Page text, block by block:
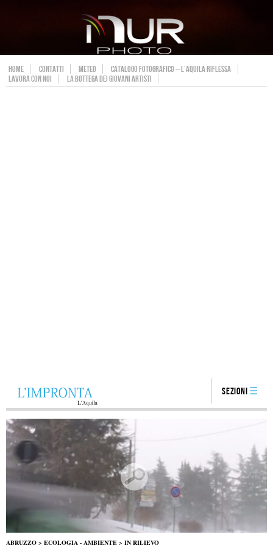
HOME CONTATTI METEO
CATALOGO FOTOGRAFICO – L’AQUILA RIFLESSA
LAVORA CON NOI
LA BOTTEGA DEI GIOVANI ARTISTI
Sezioni
ABRUZZO > ECOLOGIA - AMBIENTE > IN RILIEVO